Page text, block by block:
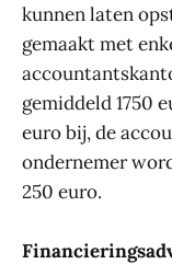
kunnen laten
gemaakt met
gemiddeld 1750
euro bij, de
ondernemer
250 euro.